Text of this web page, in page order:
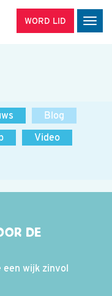
WORD LID
Blog
Video
DE
wijk zinvol